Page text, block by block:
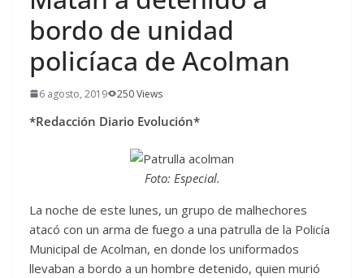
bordo de unidad
policíaca de Acolman
6 agosto, 2019 250 Views
*Redacción Diario Evolución*
Foto: Especial.
La noche de este lunes, un grupo de malhechores
atacó con un arma de fuego a una patrulla de la Policía
Municipal de Acolman, en donde los uniformados
llevaban a bordo a un hombre detenido, quien murió